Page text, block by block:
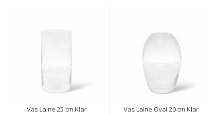
Vas Laine 25 cm Klar Vas Laine Oval 20 cm Klar